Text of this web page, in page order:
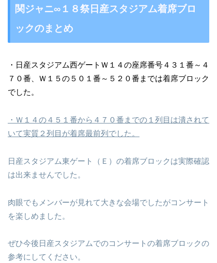
関ジャニ∞１８祭日産スタジアム着席ブロ
ックのまとめ
・日産スタジアム西ゲートＷ１４の座席番号４３１番～４
７０番、Ｗ１５の５０１番～５２０番までは着席ブロック
でした。
・Ｗ１４の４５１番から４７０番までの１列目は潰されて
いて実質２列目が着席最前列でした。
日産スタジアム東ゲート（Ｅ）の着席ブロックは実際確認
は出来ませんでした。
肉眼でもメンバーが見れて大きな会場でしたがコンサート
を楽しめました。
ぜひ今後日産スタジアムでのコンサートの着席ブロックの
参考にしてください。